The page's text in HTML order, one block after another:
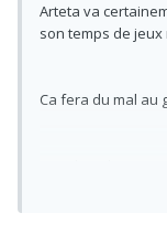
Arteta va
son temps de
Ca fera du mal au